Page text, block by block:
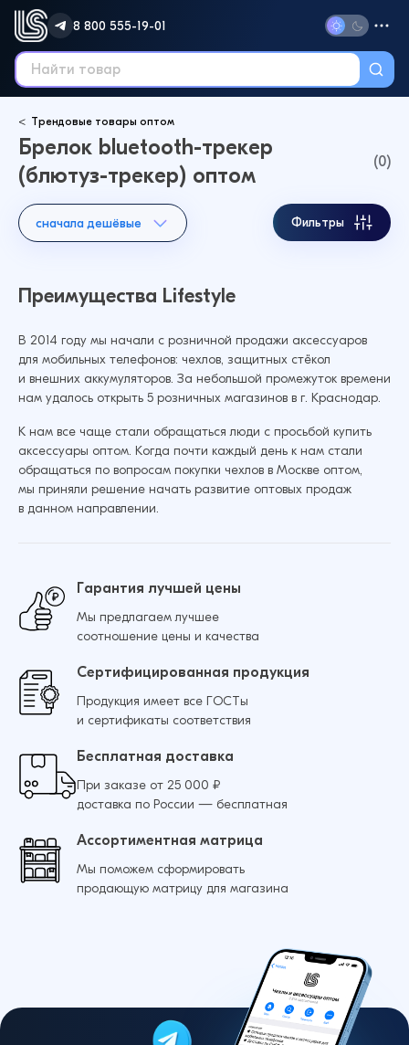
8 800 555-19-01
Трендовые товары оптом
Брелок bluetooth-трекер
(блютуз-трекер) оптом
(0)
сначала дешёвые Фильтры
Преимущества Lifestyle
В 2014 году мы начали с розничной продажи аксессуаров
для мобильных телефонов: чехлов, защитных стёкол
и внешних аккумуляторов. За небольшой промежуток времени
нам удалось открыть 5 розничных магазинов в г. Краснодар.
К нам все чаще стали обращаться люди с просьбой купить
аксессуары оптом. Когда почти каждый день к нам стали
обращаться по вопросам покупки чехлов в Москве оптом,
мы приняли решение начать развитие оптовых продаж
в данном направлении.
Гарантия лучшей цены
Мы предлагаем лучшее
соотношение цены и качества
Сертифицированная продукция
Продукция имеет все ГОСТы
и сертификаты соответствия
Бесплатная доставка
При заказе от 25 000 ₽
доставка по России — бесплатная
Ассортиментная матрица
Мы поможем сформировать
продающую матрицу для магазина